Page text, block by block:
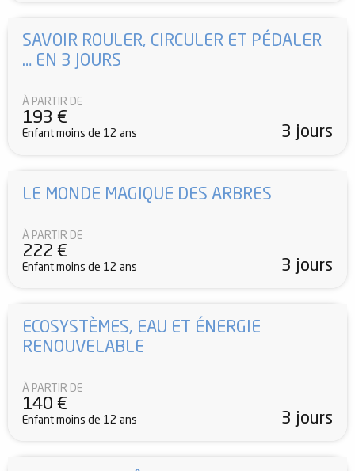
SAVOIR ROULER, CIRCULER ET PÉDALER
… EN 3 JOURS
À PARTIR DE
193 €
Enfant moins de 12 ans 3 jours
LE MONDE MAGIQUE DES ARBRES
À PARTIR DE
222 €
Enfant moins de 12 ans 3 jours
ECOSYSTÈMES, EAU ET ÉNERGIE
RENOUVELABLE
À PARTIR DE
140 €
Enfant moins de 12 ans 3 jours